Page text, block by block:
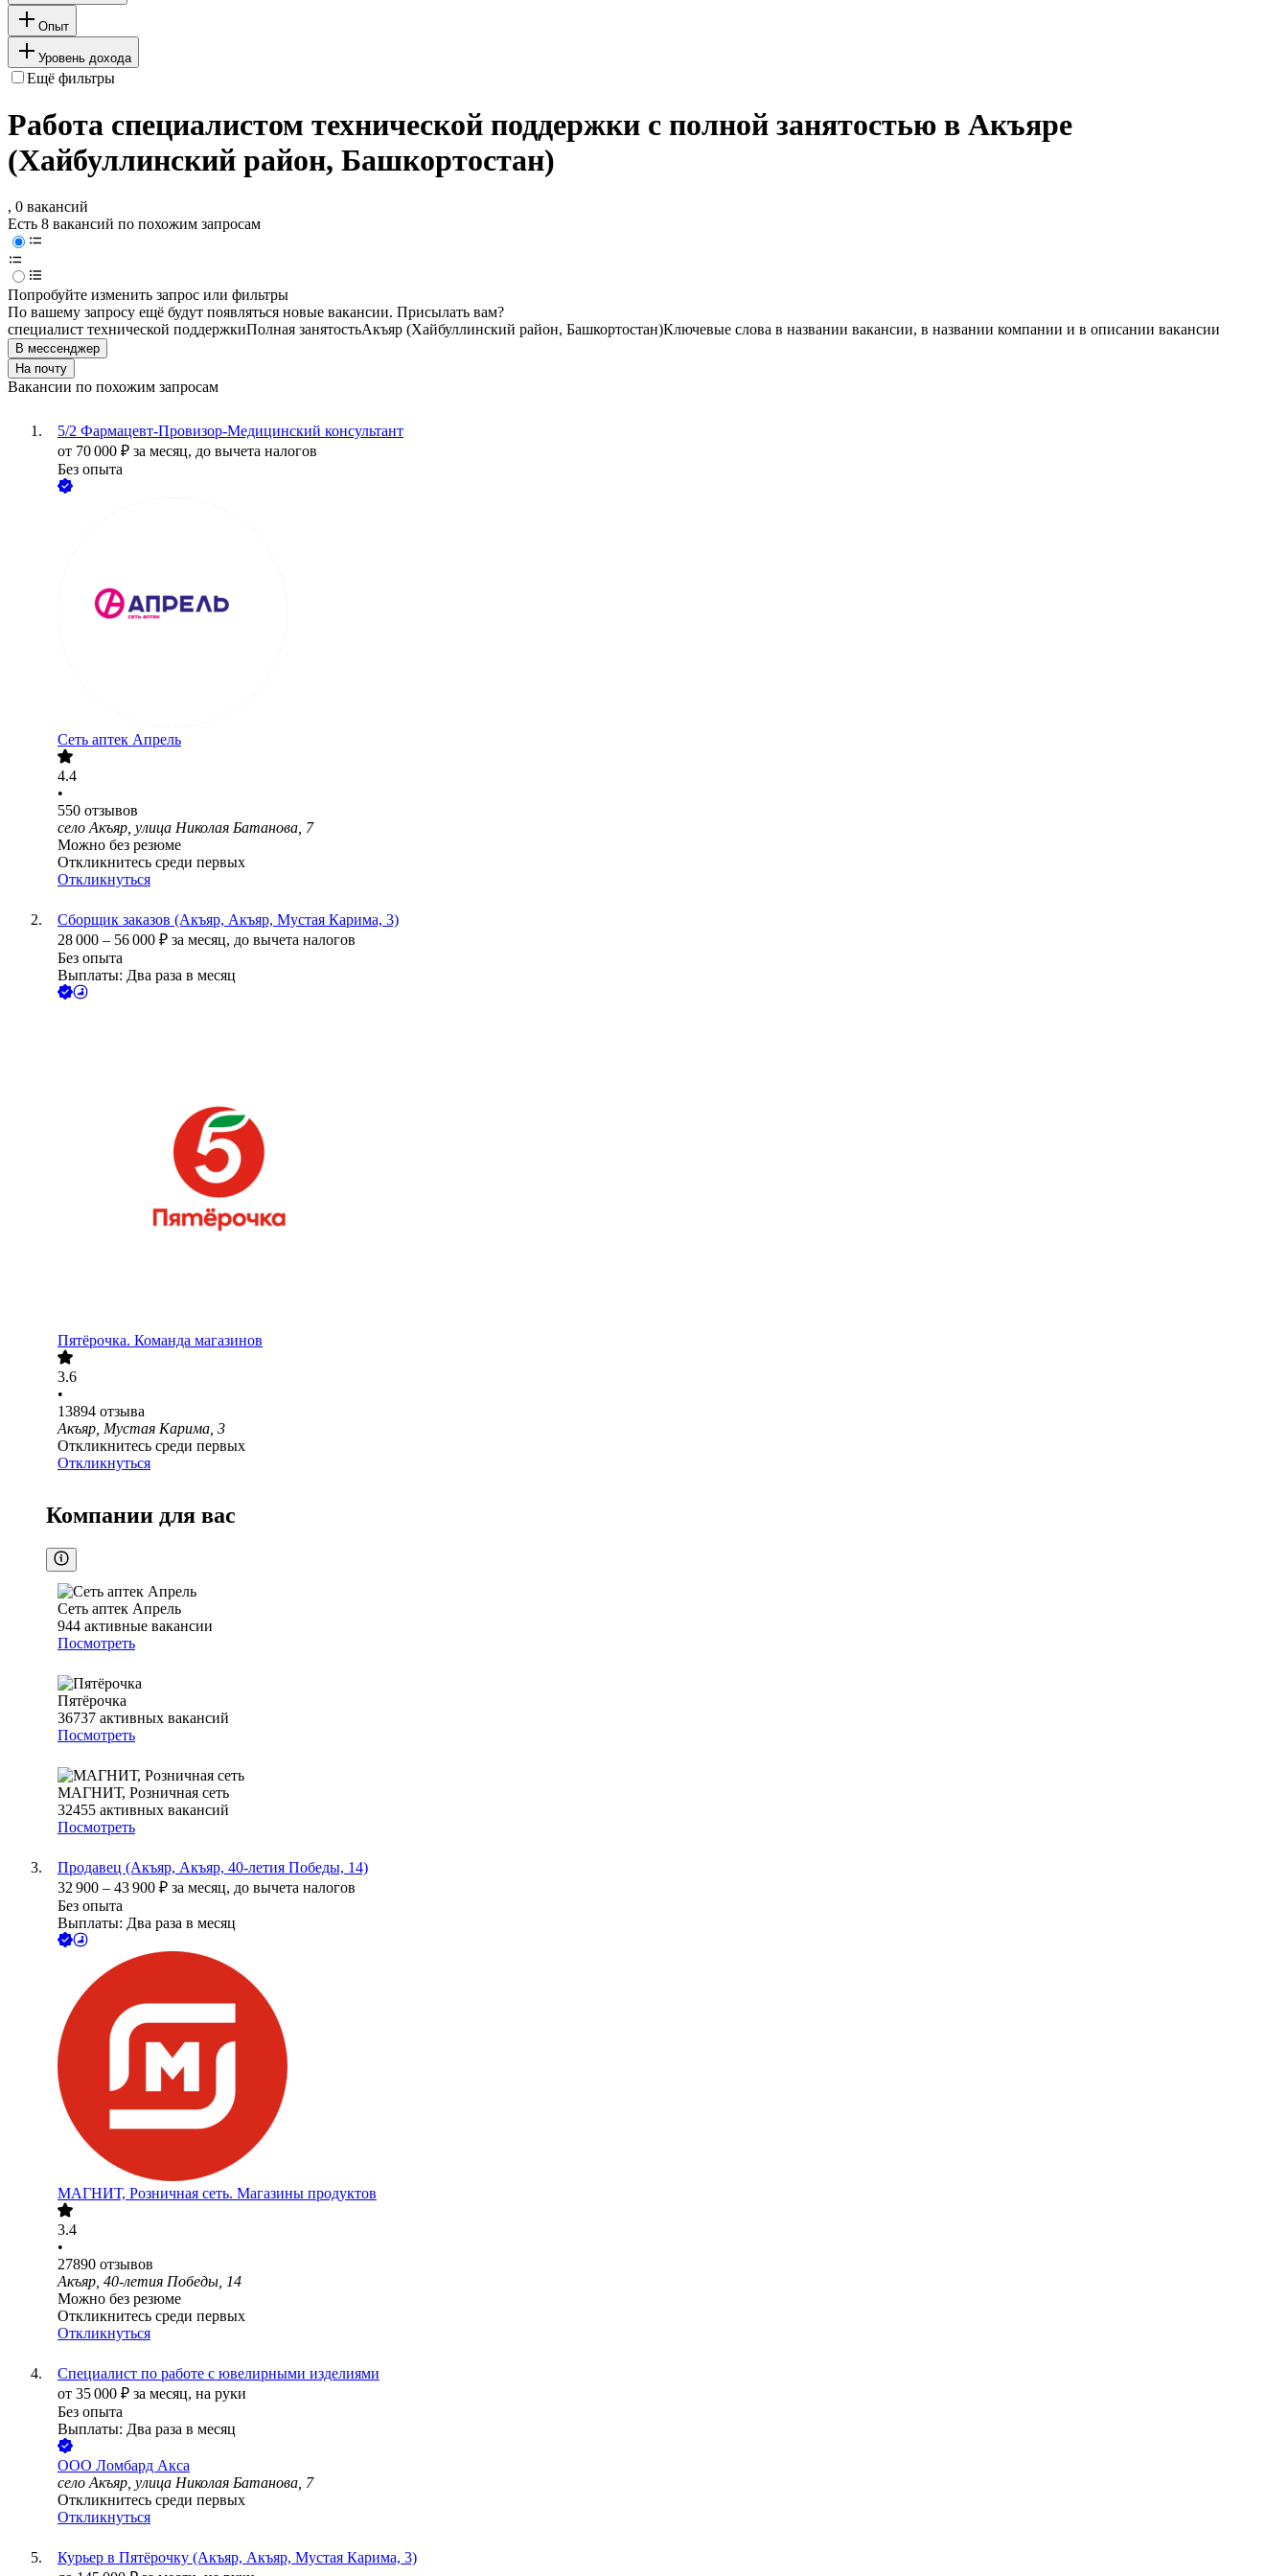
Опыт
Уровень дохода
Ещё фильтры
Работа специалистом технической поддержки с полной занятостью в Акъяре
(Хайбуллинский район, Башкортостан)
, 0 вакансий
Есть 8 вакансий по похожим запросам
Попробуйте изменить запрос или фильтры
По вашему запросу ещё будут появляться новые вакансии. Присылать вам?
специалист технической поддержкиПолная занятостьАкъяр (Хайбуллинский район, Башкортостан)Ключевые слова в названии вакансии, в названии компании и в описании вакансии
В мессенджер
На почту
Вакансии по похожим запросам
5/2 Фармацевт-Провизор-Медицинский консультант
от 70 000 ₽ за месяц, до вычета налогов
Без опыта
Сеть аптек Апрель
4.4
•
550 отзывов
село Акъяр, улица Николая Батанова, 7
Можно без резюме
Откликнитесь среди первых
Откликнуться
Сборщик заказов (Акъяр, Акъяр, Мустая Карима, 3)
28 000 – 56 000 ₽ за месяц, до вычета налогов
Без опыта
Выплаты: Два раза в месяц
Пятёрочка. Команда магазинов
3.6
•
13894 отзыва
Акъяр, Мустая Карима, 3
Откликнитесь среди первых
Откликнуться
Компании для вас
Сеть аптек Апрель
944 активные вакансии
Посмотреть
Пятёрочка
36737 активных вакансий
Посмотреть
МАГНИТ, Розничная сеть
32455 активных вакансий
Посмотреть
Продавец (Акъяр, Акъяр, 40-летия Победы, 14)
32 900 – 43 900 ₽ за месяц, до вычета налогов
Без опыта
Выплаты: Два раза в месяц
МАГНИТ, Розничная сеть. Магазины продуктов
3.4
•
27890 отзывов
Акъяр, 40-летия Победы, 14
Можно без резюме
Откликнитесь среди первых
Откликнуться
Специалист по работе с ювелирными изделиями
от 35 000 ₽ за месяц, на руки
Без опыта
Выплаты: Два раза в месяц
ООО Ломбард Акса
село Акъяр, улица Николая Батанова, 7
Откликнитесь среди первых
Откликнуться
Курьер в Пятёрочку (Акъяр, Акъяр, Мустая Карима, 3)